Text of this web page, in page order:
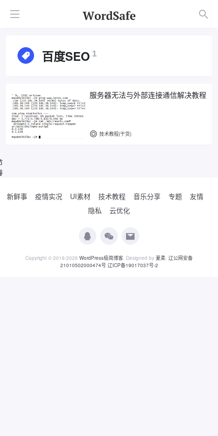
百度SEO 1
服务器无法与外部连接通信解决教程
技术教程(干货)
新鲜事 疫情实况 UI素材 技术教程 音乐分享 专题
友情
隐私
云优化
Copyright © 2019-2026 WordPress极简博客. Designed by 夏柔. 辽公网安备
21010502000474号 辽ICP备19017037号-2